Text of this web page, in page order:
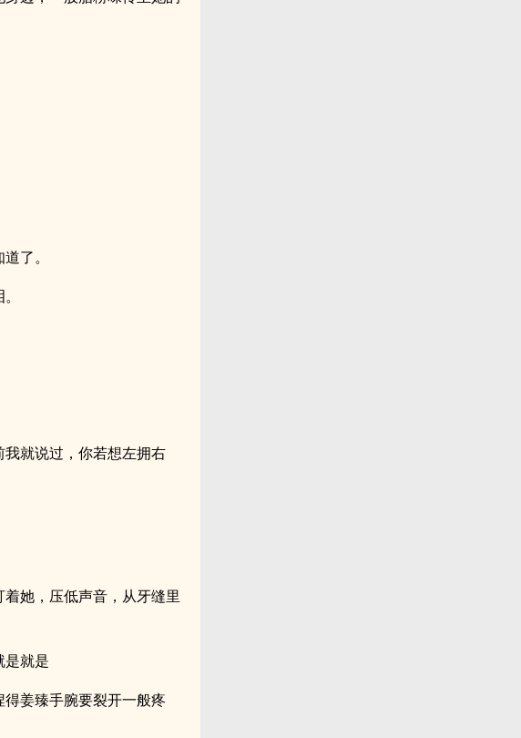
了。
就说过，你若想左拥右
她，压低声音，从牙缝里
是就是
姜臻手腕要裂开一般疼